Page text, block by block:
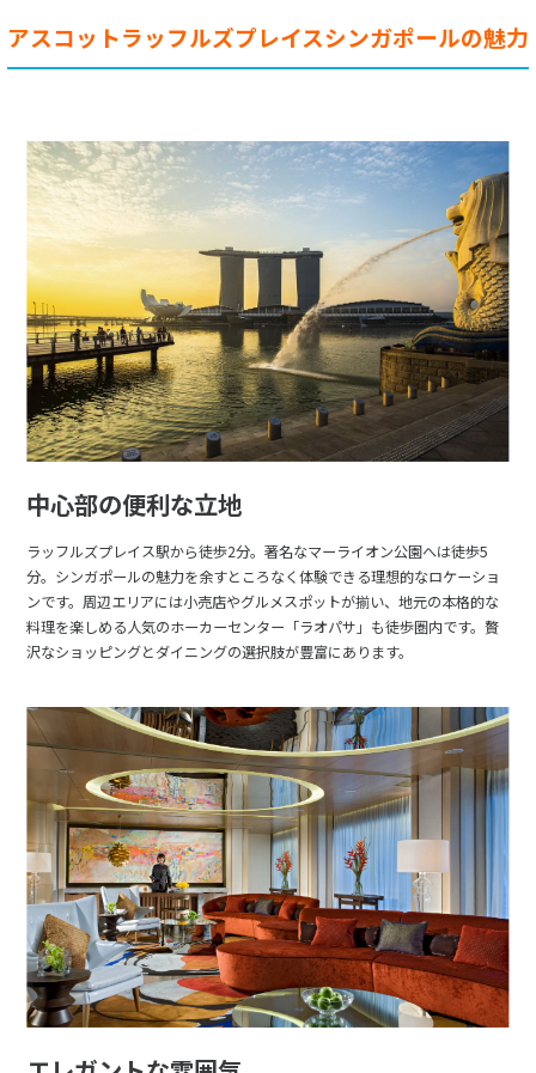
アスコットラッフルズプレイスシンガポールの魅力
中心部の便利な立地
ラッフルズプレイス駅から徒歩2分。著名なマーライオン公園へは徒歩5
分。シンガポールの魅力を余すところなく体験できる理想的なロケーショ
ンです。周辺エリアには小売店やグルメスポットが揃い、地元の本格的な
料理を楽しめる人気のホーカーセンター「ラオパサ」も徒歩圏内です。贅
沢なショッピングとダイニングの選択肢が豊富にあります。